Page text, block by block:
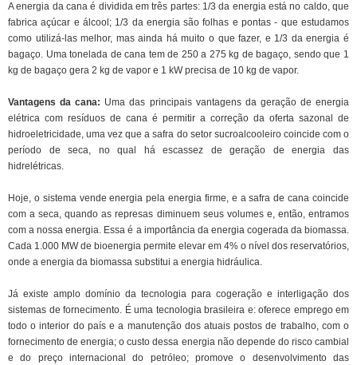
A energia da cana é dividida em três partes: 1/3 da energia está no caldo, que
fabrica açúcar e álcool; 1/3 da energia são folhas e pontas - que estudamos
como utilizá-las melhor, mas ainda há muito o que fazer, e 1/3 da energia é
bagaço. Uma tonelada de cana tem de 250 a 275 kg de bagaço, sendo que 1
kg de bagaço gera 2 kg de vapor e 1 kW precisa de 10 kg de vapor.
Vantagens da cana: Uma das principais vantagens da geração de energia
elétrica com resíduos de cana é permitir a correção da oferta sazonal de
hidroeletricidade, uma vez que a safra do setor sucroalcooleiro coincide com o
período de seca, no qual há escassez de geração de energia das
hidrelétricas.
Hoje, o sistema vende energia pela energia firme, e a safra de cana coincide
com a seca, quando as represas diminuem seus volumes e, então, entramos
com a nossa energia. Essa é a importância da energia cogerada da biomassa.
Cada 1.000 MW de bioenergia permite elevar em 4% o nível dos reservatórios,
onde a energia da biomassa substitui a energia hidráulica.
Já existe amplo domínio da tecnologia para cogeração e interligação dos
sistemas de fornecimento. É uma tecnologia brasileira e: oferece emprego em
todo o interior do país e a manutenção dos atuais postos de trabalho, com o
fornecimento de energia; o custo dessa energia não depende do risco cambial
e do preço internacional do petróleo; promove o desenvolvimento das